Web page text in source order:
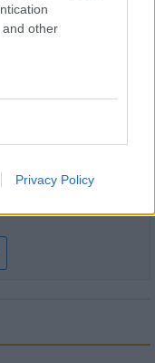
other
Privacy Policy